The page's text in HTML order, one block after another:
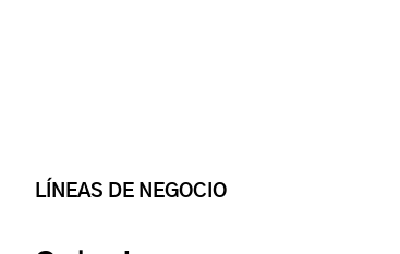
LÍNEAS DE NEGOCIO